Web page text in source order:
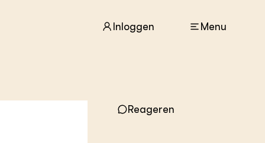
Inloggen Menu
ACTUEEL
Reageren